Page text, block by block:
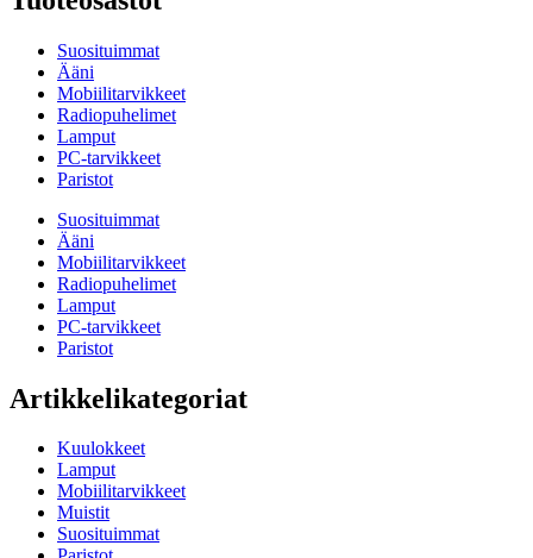
Suosituimmat
Ääni
Mobiilitarvikkeet
Radiopuhelimet
Lamput
PC-tarvikkeet
Paristot
Suosituimmat
Ääni
Mobiilitarvikkeet
Radiopuhelimet
Lamput
PC-tarvikkeet
Paristot
Artikkelikategoriat
Kuulokkeet
Lamput
Mobiilitarvikkeet
Muistit
Suosituimmat